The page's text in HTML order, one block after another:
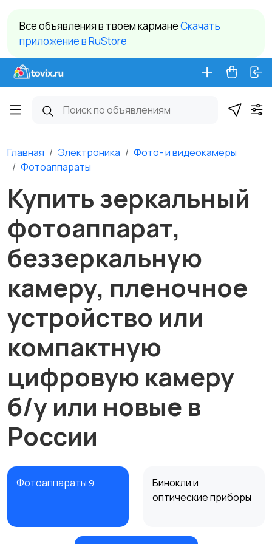
Все объявления в твоем карманеCкачать
приложение в RuStore
Главная Электроника
Фото- и видеокамеры
Фотоаппараты
Купить зеркальный
фотоаппарат,
беззеркальную
камеру, пленочное
устройство или
компактную
цифровую камеру
б/у или новые в
России
Фотоаппараты 9
Бинокли и
оптические приборы